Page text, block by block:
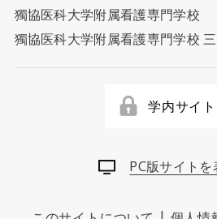
病理部
診療記録管理部
獨協医科大学附属看護専門学校
獨協医科大学附属看護専門学校
学内サイト
PC版サイトを